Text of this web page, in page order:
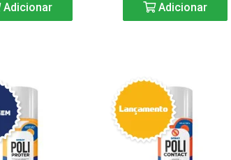
Adicionar Adicionar